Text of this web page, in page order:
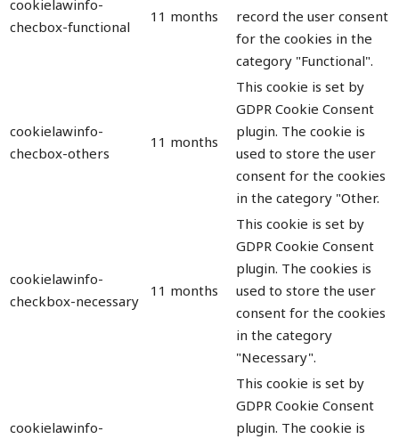
cookielawinfo-
checbox-functional
11 months
record the user consent
for the cookies in the
category "Functional".
cookielawinfo-
checbox-others
11 months
This cookie is set by
GDPR Cookie Consent
plugin. The cookie is
used to store the user
consent for the cookies
in the category "Other.
cookielawinfo-
checkbox-necessary
11 months
This cookie is set by
GDPR Cookie Consent
plugin. The cookies is
used to store the user
consent for the cookies
in the category
"Necessary".
cookielawinfo-
This cookie is set by
GDPR Cookie Consent
plugin. The cookie is